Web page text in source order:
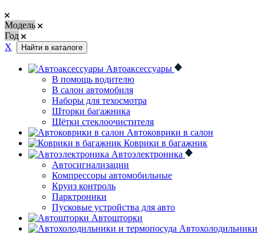
Модель
Год
Х
Найти в каталоге
Автоаксессуары
В помощь водителю
В салон автомобиля
Наборы для техосмотра
Шторки багажника
Щётки стеклоочистителя
Автоковрики в салон
Коврики в багажник
Автоэлектроника
Автосигнализации
Компрессоры автомобильные
Круиз контроль
Парктроники
Пусковые устройства для авто
Автошторки
Автохолодильники